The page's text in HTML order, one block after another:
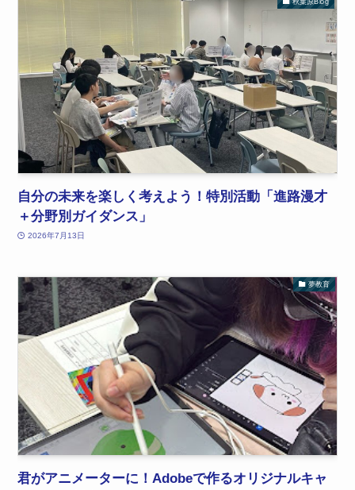
自分の未来を楽しく考えよう！特別活動「進路漫才
＋分野別ガイダンス」
2026年7月13日
夢教育
君がアニメーターに！Adobeで作るオリジナルキャ